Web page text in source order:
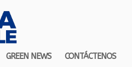
GREEN NEWS CONTÁCTENOS